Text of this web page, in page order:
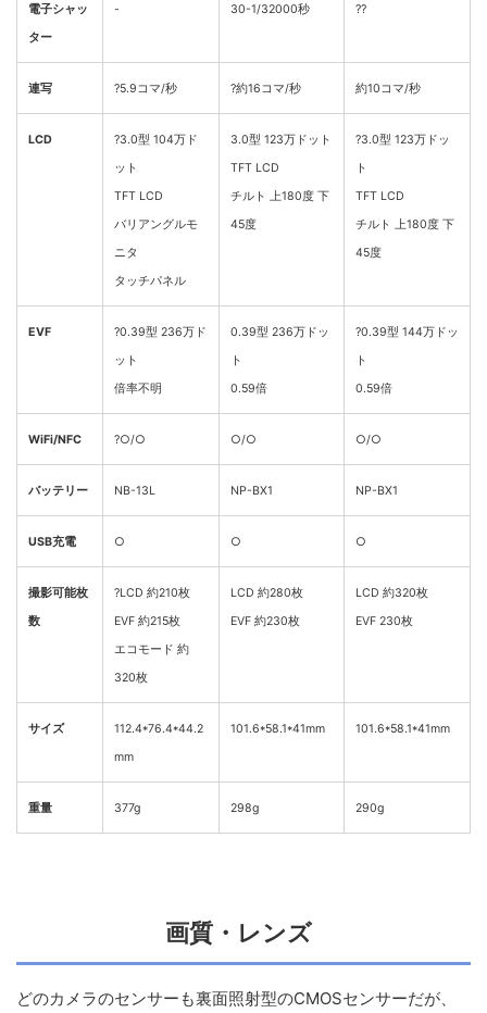
電子シャッ
ター
- 30-1/32000秒 ??
連写 ?5.9コマ/秒 ?約16コマ/秒 約10コマ/秒
LCD
?3.0型 104万ド
ット
TFT LCD
バリアングルモ
ニタ
タッチパネル
3.0型 123万ドット
TFT LCD
チルト 上180度 下
45度
?3.0型 123万ドッ
ト
TFT LCD
チルト 上180度 下
45度
EVF
?0.39型 236万ド
ット
倍率不明
0.39型 236万ドッ
ト
0.59倍
?0.39型 144万ドッ
ト
0.59倍
WiFi/NFC ?○/○ ○/○ ○/○
バッテリー NB-13L NP-BX1 NP-BX1
USB充電 ○ ○ ○
撮影可能枚
数
?LCD 約210枚
EVF 約215枚
エコモード 約
320枚
LCD 約280枚
EVF 約230枚
LCD 約320枚
EVF 230枚
サイズ
112.4*76.4*44.2
mm
101.6*58.1*41mm 101.6*58.1*41mm
重量 377g 298g 290g
画質・レンズ
どのカメラのセンサーも裏面照射型のCMOSセンサーだが、